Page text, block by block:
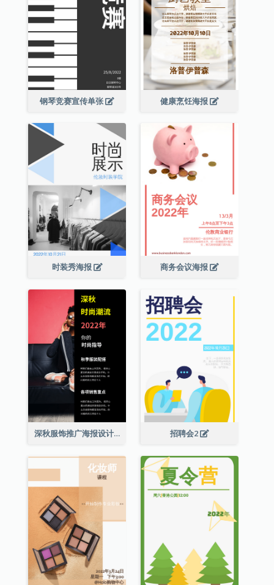
钢琴竞赛宣传单张 健康烹饪海报
时装秀海报 商务会议海报
深秋服饰推广海报设计 招聘会2